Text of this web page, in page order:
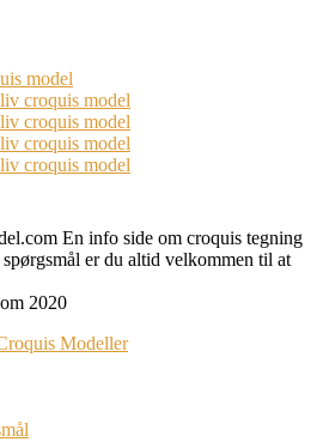
model
croquis model
croquis model
croquis model
croquis model
En info side om croquis tegning
er du altid velkommen til at
2020
Modeller